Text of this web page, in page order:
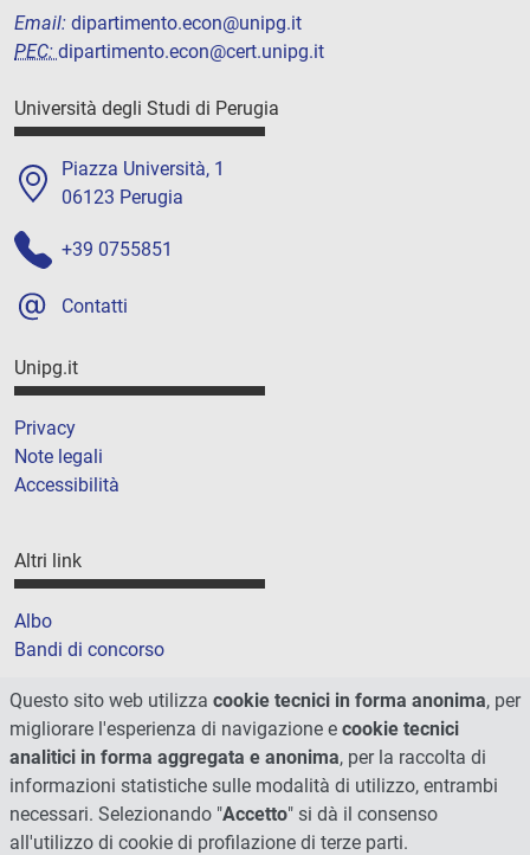
Email: dipartimento.econ@unipg.it
PEC: dipartimento.econ@cert.unipg.it
Università degli Studi di Perugia
Piazza Università, 1
06123 Perugia
+39 0755851
Contatti
Unipg.it
Privacy
Note legali
Accessibilità
Altri link
Albo
Bandi di concorso
Amministrazione trasparente
Cookie
Mappa del sito
Questo sito web utilizza cookie tecnici in forma anonima, per
migliorare l'esperienza di navigazione e cookie tecnici
analitici in forma aggregata e anonima, per la raccolta di
informazioni statistiche sulle modalità di utilizzo, entrambi
necessari. Selezionando "Accetto" si dà il consenso
all'utilizzo di cookie di profilazione di terze parti.